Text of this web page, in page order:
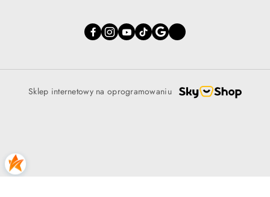
Sklep internetowy na oprogramowaniu